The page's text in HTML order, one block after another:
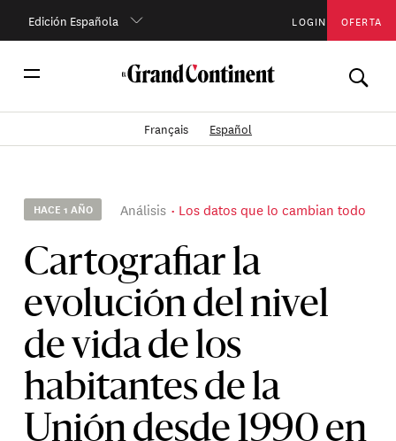
Edición Española LOGIN OFERTA
Français Español
HACE 1 AÑO Análisis Los datos que lo cambian todo
Cartografiar la
evolución del nivel
de vida de los
habitantes de la
Unión desde 1990 en